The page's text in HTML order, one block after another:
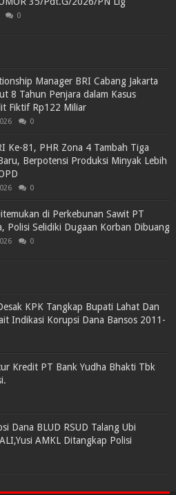
0
Manager BRI Cabang Jakarta
8 Tahun Penjara dalam Kasus
Fiktif Rp122 Miliar
0
Ke-81, PHR Zona 4 Tambah Tiga
Berpotensi Produksi Minyak Lebih
0
di Perkebunan Sawit PT
Polisi Selidiki Dugaan Korban Dibuang
0
KPK Tangkap Bupati Lahat Dan
Indikasi Korupsi Dana Bansos 2011-
Kredit PT Bank Yudha Bhakti Tbk
Dana BLUD RSUD Talang Ubi
AMKL Ditangkap Polisi